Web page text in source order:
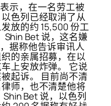
示，在一名劳工被
色列已经取消了从
放的约 15,500 份工
Bet 说，这名嫌
据称他告诉审讯人
的亲属招募，在以
上安放炸弹。 它说
起诉。 目前尚不清
师，也不清楚他将
Bet 说，以色列